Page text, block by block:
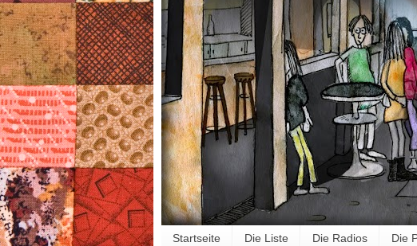
Startseite Die Liste Die Radios Die